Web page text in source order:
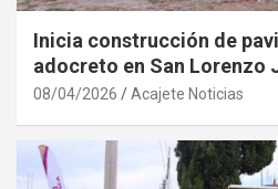
Inicia construcción de
adocreto en San Lorenzo
08/04/2026 Acajete Noticias